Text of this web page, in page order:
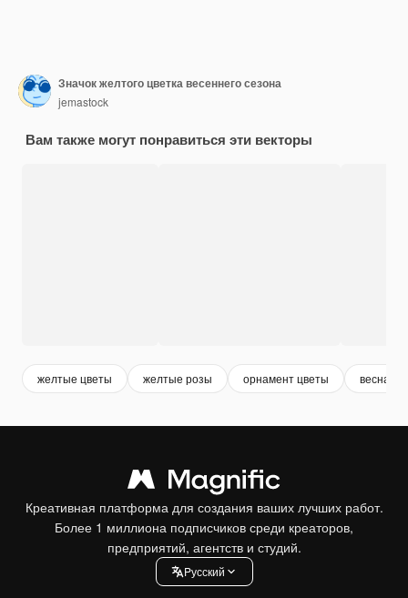
Значок желтого цветка весеннего сезона
jemastock
Вам также могут понравиться эти векторы
желтые цветы желтые розы орнамент цветы весна
Креативная платформа для создания ваших лучших работ.
Более 1 миллиона подписчиков среди креаторов,
предприятий, агентств и студий.
Pусский